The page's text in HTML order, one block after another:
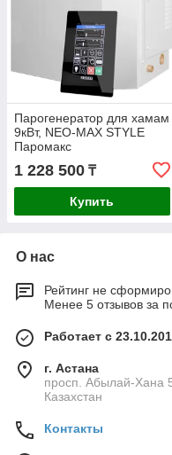
Парогенератор для хамам
9кВт, NEO-MAX STYLE
Паромакс
1 228 500 ₸
Купить
О нас
Рейтинг не
Менее 5 отзывов за
Работает с
г. Астана
просп. Абылай-Хана
Казахстан
Контакты